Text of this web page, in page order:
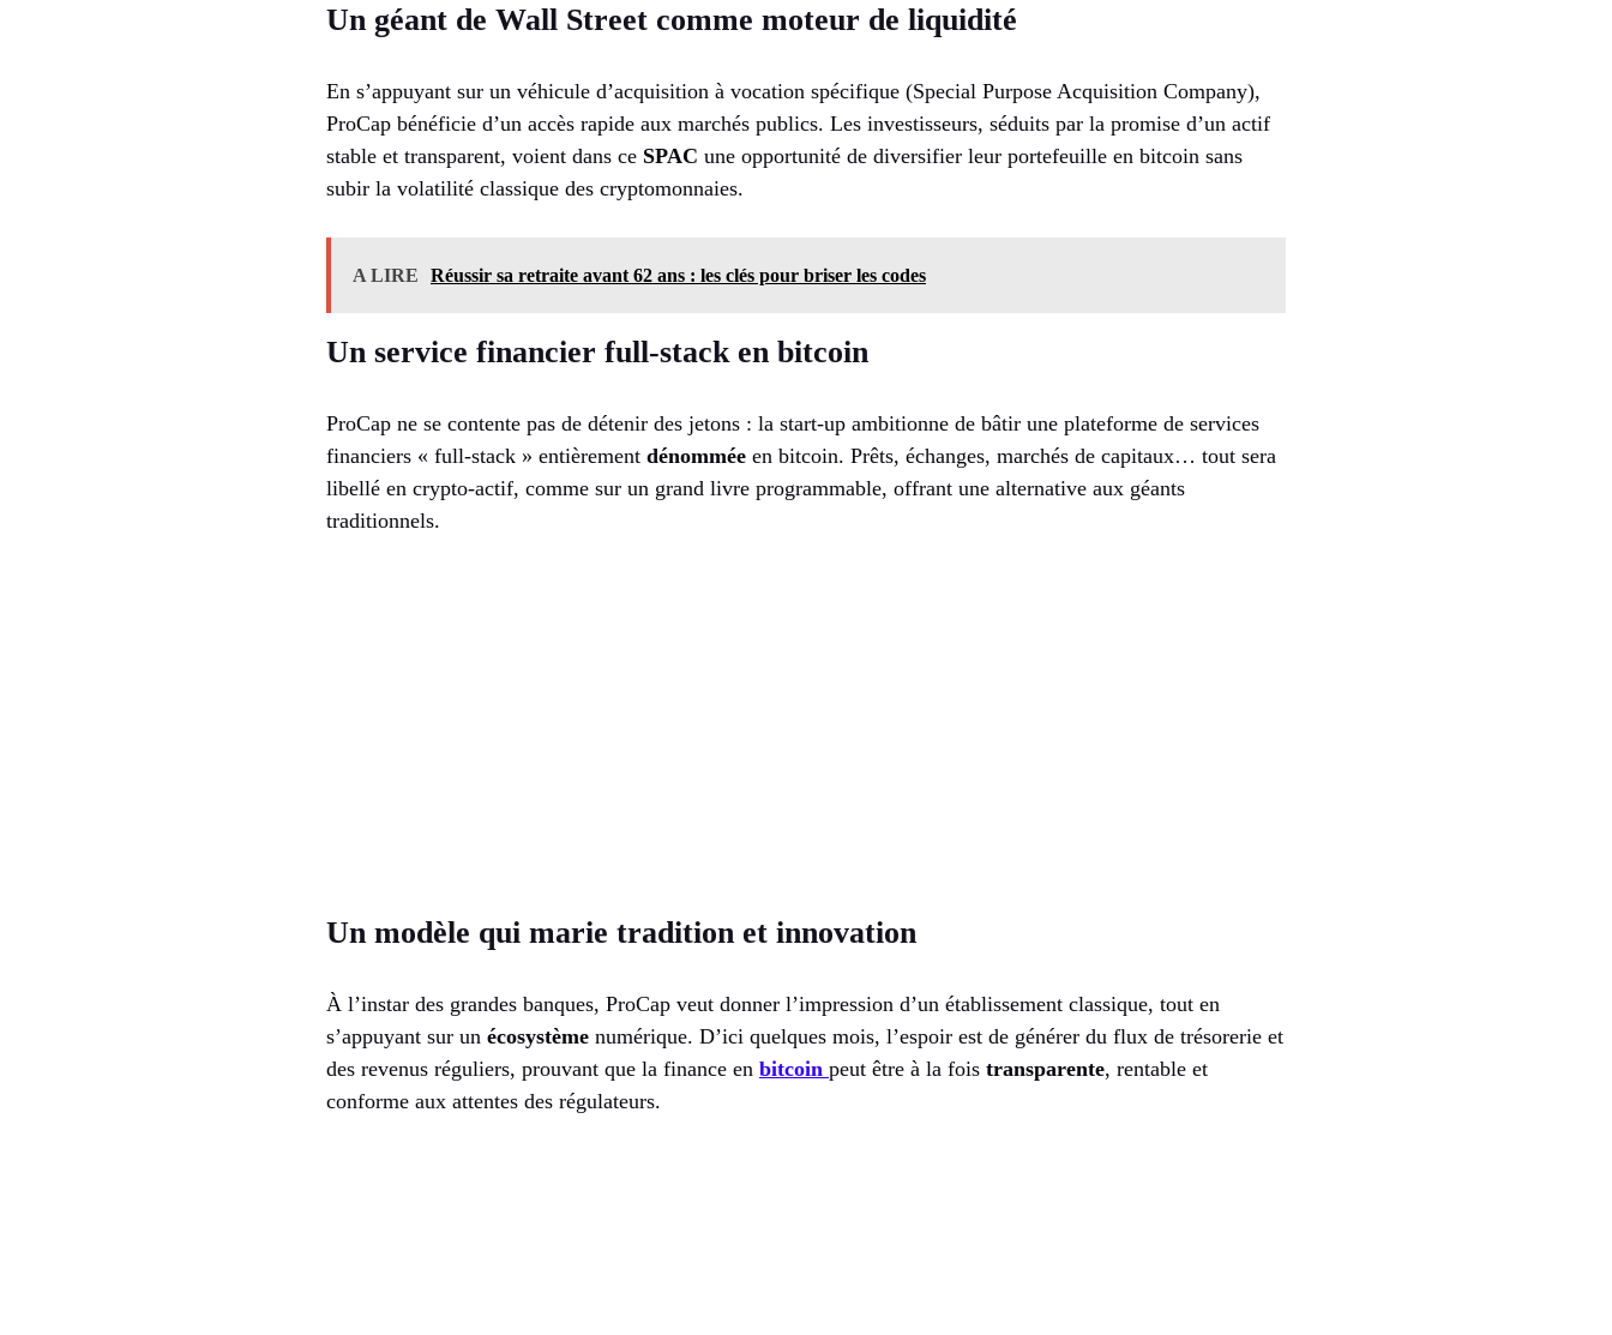
Un géant de Wall Street comme moteur de liquidité
En s’appuyant sur un véhicule d’acquisition à vocation spécifique (Special Purpose Acquisition Company),
ProCap bénéficie d’un accès rapide aux marchés publics. Les investisseurs, séduits par la promise d’un actif
stable et transparent, voient dans ce SPAC une opportunité de diversifier leur portefeuille en bitcoin sans
subir la volatilité classique des cryptomonnaies.
A LIRE Réussir sa retraite avant 62 ans : les clés pour briser les codes
Un service financier full-stack en bitcoin
ProCap ne se contente pas de détenir des jetons : la start-up ambitionne de bâtir une plateforme de services
financiers « full-stack » entièrement dénommée en bitcoin. Prêts, échanges, marchés de capitaux… tout sera
libellé en crypto-actif, comme sur un grand livre programmable, offrant une alternative aux géants
traditionnels.
Un modèle qui marie tradition et innovation
À l’instar des grandes banques, ProCap veut donner l’impression d’un établissement classique, tout en
s’appuyant sur un écosystème numérique. D’ici quelques mois, l’espoir est de générer du flux de trésorerie et
des revenus réguliers, prouvant que la finance en bitcoin peut être à la fois transparente, rentable et
conforme aux attentes des régulateurs.